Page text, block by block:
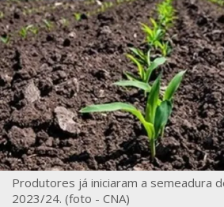
Produtores já iniciaram a semeadura
2023/24. (foto - CNA)